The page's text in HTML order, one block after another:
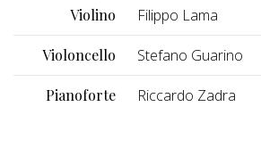
Violino Filippo Lama
Violoncello Stefano Guarino
Pianoforte Riccardo Zadra